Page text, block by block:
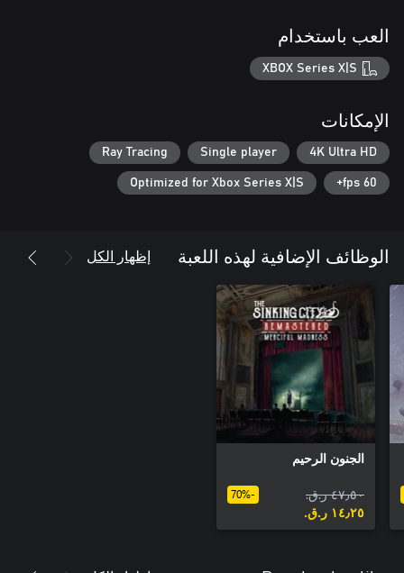
العب باستخدام
XBOX Series X|S
الإمكانات
4K Ultra HD
Single player
Ray Tracing
60 fps+
Optimized for Xbox Series X|S
الوظائف الإضافية لهذه اللعبة إظهار الكل
الجنون الرحيم
٤٧٫٥٠ ر.ق.‏
١٤٫٢٥ ر.ق.‏
-70%